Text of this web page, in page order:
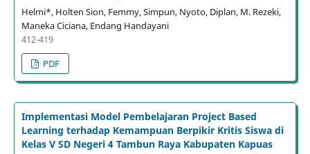
Helmi*, Holten Sion, Femmy, Simpun, Nyoto, Diplan, M. Rezeki,
Maneka Ciciana, Endang Handayani
412-419
PDF
Implementasi Model Pembelajaran Project Based
Learning terhadap Kemampuan Berpikir Kritis Siswa di
Kelas V SD Negeri 4 Tambun Raya Kabupaten Kapuas